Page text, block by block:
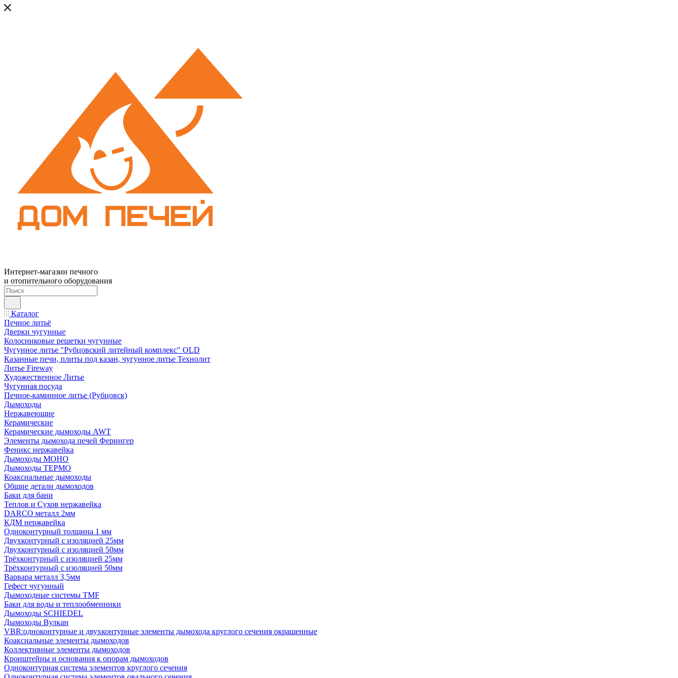
Интернет-магазин печного
и отопительного оборудования
Каталог
Печное литьё
Дверки чугунные
Колосниковые решетки чугунные
Чугунное литье "Рубцовский литейный комплекс" OLD
Казанные печи, плиты под казан, чугунное литье Технолит
Литье Fireway
Художественное Литье
Чугунная посуда
Печное-каминное литье (Рубцовск)
Дымоходы
Нержавеющие
Керамические
Керамические дымоходы AWT
Элементы дымохода печей Ферингер
Феникс нержавейка
Дымоходы МОНО
Дымоходы ТЕРМО
Коаксиальные дымоходы
Общие детали дымоходов
Баки для бани
Теплов и Сухов нержавейка
DARCO металл 2мм
КДМ нержавейка
Одноконтурный толщина 1 мм
Двухконтурный с изоляцией 25мм
Двухконтурный с изоляцией 50мм
Трёхконтурный с изоляцией 25мм
Трёхконтурный с изоляцией 50мм
Варвара металл 3,5мм
Гефест чугунный
Дымоходные системы TMF
Баки для воды и теплообменники
Дымоходы SCHIEDEL
Дымоходы Вулкан
VBR:одноконтурные и двухконтурные элементы дымохода круглого сечения окрашенные
Коаксиальные элементы дымоходов
Коллективные элементы дымоходов
Кронштейны и основания к опорам дымоходов
Одноконтурная система элементов круглого сечения